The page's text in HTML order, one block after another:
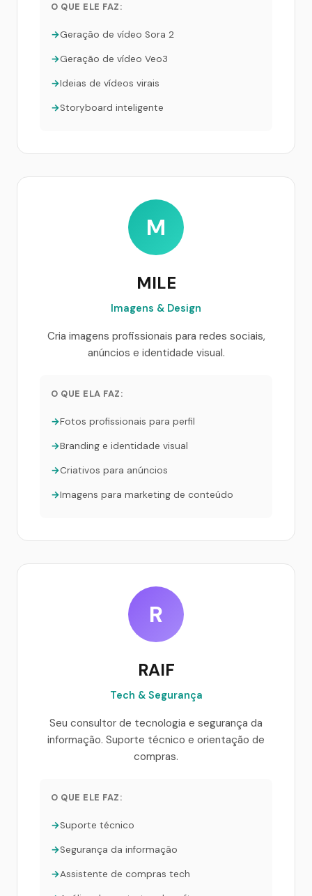
O QUE ELE FAZ:
Geração de vídeo Sora 2
Geração de vídeo Veo3
Ideias de vídeos virais
Storyboard inteligente
M
MILE
Imagens & Design
Cria imagens profissionais para redes sociais,
anúncios e identidade visual.
O QUE ELA FAZ:
Fotos profissionais para perfil
Branding e identidade visual
Criativos para anúncios
Imagens para marketing de conteúdo
R
RAIF
Tech & Segurança
Seu consultor de tecnologia e segurança da
informação. Suporte técnico e orientação de
compras.
O QUE ELE FAZ:
Suporte técnico
Segurança da informação
Assistente de compras tech